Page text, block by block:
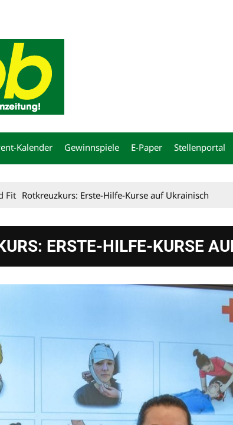
Kalender Gewinnspiele E-Paper Stellenportal
Fit Rotkreuzkurs: Erste-Hilfe-Kurse auf Ukrainisch
ERSTE-HILFE-KURSE